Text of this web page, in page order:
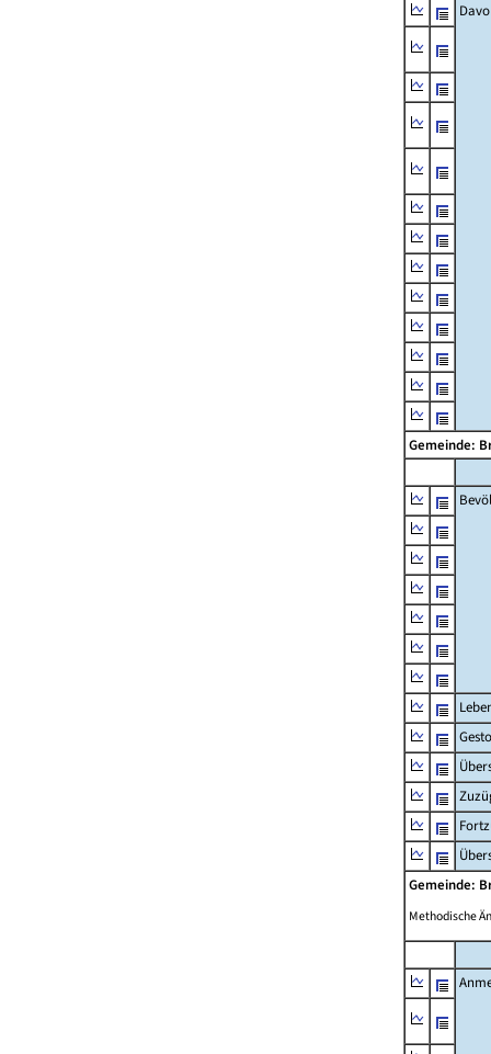
Gemeinde:
Gemeinde:
Methodische